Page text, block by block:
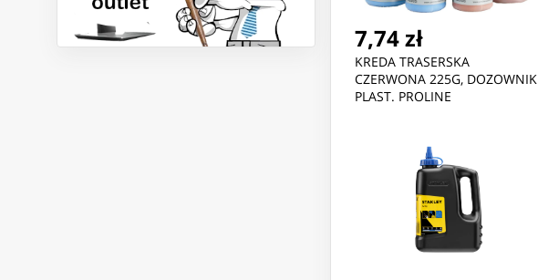
7,74 zł
KREDA TRASERSKA
CZERWONA 225G, DOZOWNIK
PLAST. PROLINE